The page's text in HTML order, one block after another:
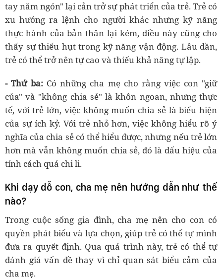
tay năm ngón" lại cản trở sự phát triển của trẻ. Trẻ có
xu hướng ra lệnh cho người khác nhưng kỹ năng
thực hành của bản thân lại kém, điều này cũng cho
thấy sự thiếu hụt trong kỹ năng vận động. Lâu dần,
trẻ có thể trở nên tự cao và thiếu khả năng tự lập.
- Thứ ba:Có những cha mẹ cho rằng việc con "giữ
của" và "không chia sẻ" là khôn ngoan, nhưng thực
tế, với trẻ lớn, việc không muốn chia sẻ là biểu hiện
của sự ích kỷ. Với trẻ nhỏ hơn, việc không hiểu rõ ý
nghĩa của chia sẻ có thể hiểu được, nhưng nếu trẻ lớn
hơn mà vẫn không muốn chia sẻ, đó là dấu hiệu của
tính cách quá chi li.
Khi dạy dỗ con, cha mẹ nên hướng dẫn như thế
nào?
Trong cuộc sống gia đình, cha mẹ nên cho con có
quyền phát biểu và lựa chọn, giúp trẻ có thể tự mình
đưa ra quyết định. Qua quá trình này, trẻ có thể tự
đánh giá vấn đề thay vì chỉ quan sát biểu cảm của
cha mẹ.